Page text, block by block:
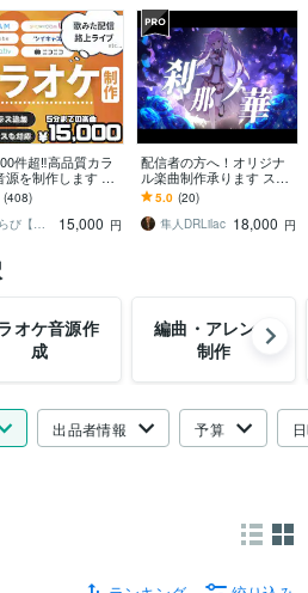
件超‼️高品質カラ
源を制作します ●
ミックスもOK！
の気になる歌みた
に！
(408)
わらび【作曲・編曲・カラオケ音源制作】
15,000 円
配信者の方へ！オリジナ
ル楽曲制作承ります スト
リングス、ピアノを使用
したエモい曲をお求めの
方にオススメ
5.0 (20)
隼人DRLilac 18,000 円
オケ音源作
成
編曲・アレンジ
制作
出品者情報 予算